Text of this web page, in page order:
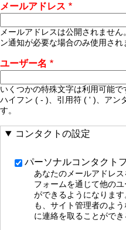
tabs
メールアドレス
メールアドレスは公開されませ
ン通知が必要な場合のみ使用され
ユーザー名
いくつかの特殊文字は利用可能で
ハイフン ( - )、引用符 ( ' )、アン
す。
コンタクトの設定
パーソナルコンタクト
あなたのメールアドレ
フォームを通じて他の
ができるようになりま
も、サイト管理者のよ
に連絡を取ることができ